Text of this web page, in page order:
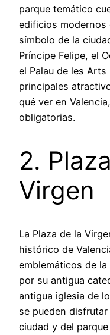
parque temático
edificios modernos
símbolo de la
Príncipe Felipe, el
el Palau de les
principales
qué ver en
obligatorias.
2.
Virgen
La Plaza de la
histórico de
emblemáticos de
por su antigua
antigua iglesia de
se pueden
ciudad y del